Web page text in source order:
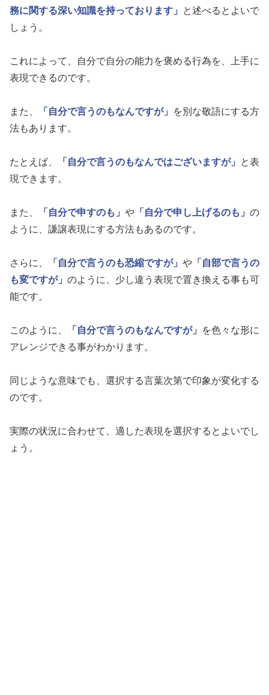
務に関する深い知識を持っております」
と述べるとよいで
しょう。
これによって、自分で自分の能力を褒める行為を、上手に
表現できるのです。
また、 「自分で言うのもなんですが」
を別な敬語にする方
法もあります。
たとえば、 「自分で言うのもなんではございますが」
と表
現できます。
また、 「自分で申すのも」 や 「自分で申し上げるのも」 の
ように、謙譲表現にする方法もあるのです。
さらに、 「自分で言うのも恐縮ですが」 や 「自部で言うの
も変ですが」 のように、少し違う表現で置き換える事も可
能です。
このように、 「自分で言うのもなんですが」
を色々な形に
アレンジできる事がわかります。
同じような意味でも、選択する言葉次第で印象が変化する
のです。
実際の状況に合わせて、適した表現を選択するとよいでし
ょう。